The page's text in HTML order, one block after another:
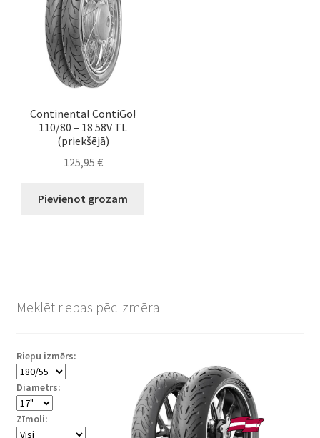
Continental ContiGo!
110/80 – 18 58V TL
(priekšējā)
125,95 €
Pievienot grozam
Meklēt riepas pēc izmēra
Riepu izmērs:
Diametrs:
Zīmoli: